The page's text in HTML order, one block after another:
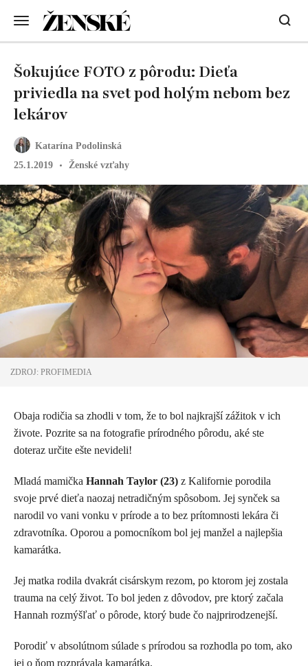
Katarína Podolinská
25.1.2019
Ženské vzťahy
Šokujúce FOTO z pôrodu: Dieťa
priviedla na svet pod holým nebom bez
lekárov
ZDROJ: PROFIMEDIA
Obaja rodičia sa zhodli v tom, že to bol najkrajší zážitok v ich
živote. Pozrite sa na fotografie prírodného pôrodu, aké ste
doteraz určite ešte nevideli!
Mladá mamička Hannah Taylor (23) z Kalifornie porodila
svoje prvé dieťa naozaj netradičným spôsobom. Jej synček sa
narodil vo vani vonku v prírode a to bez prítomnosti lekára či
zdravotníka. Oporou a pomocníkom bol jej manžel a najlepšia
kamarátka.
Jej matka rodila dvakrát cisárskym rezom, po ktorom jej zostala
trauma na celý život. To bol jeden z dôvodov, pre ktorý začala
Hannah rozmýšľať o pôrode, ktorý bude čo najprirodzenejší.
Porodiť v absolútnom súlade s prírodou sa rozhodla po tom, ako
jej o ňom rozprávala kamarátka.